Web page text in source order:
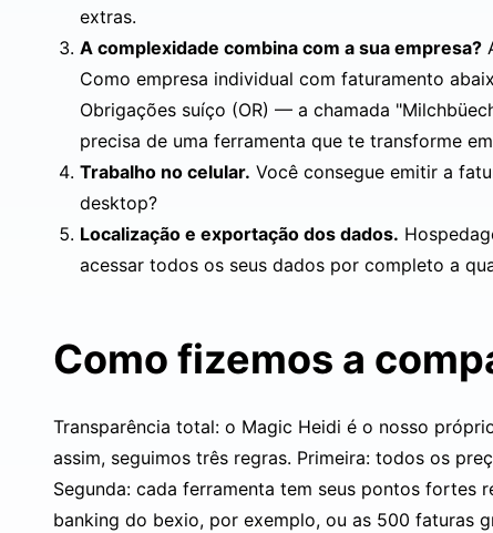
extras.
A complexidade combina com a sua empresa?
Como empresa individual com faturamento
Obrigações suíço (OR) — a chamada
precisa de uma ferramenta que te transforme
Trabalho no celular. Você consegue emitir a
desktop?
Localização e exportação dos dados.
acessar todos os seus dados por completo a
Como fizemos a
Transparência total: o Magic Heidi é o nosso
assim, seguimos três regras. Primeira: todos os
Segunda: cada ferramenta tem seus pontos
banking do bexio, por exemplo, ou as 500 faturas